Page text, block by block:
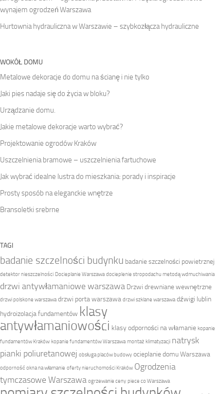
wynajem ogrodzeń Warszawa
Hurtownia hydrauliczna w Warszawie – szybkozłącza hydrauliczne
WOKÓŁ DOMU
Metalowe dekoracje do domu na ścianę i nie tylko
Jaki pies nadaje się do życia w bloku?
Urządzanie domu.
Jakie metalowe dekoracje warto wybrać?
Projektowanie ogrodów Kraków
Uszczelnienia bramowe – uszczelnienia fartuchowe
Jak wybrać idealne lustra do mieszkania: porady i inspiracje
Prosty sposób na eleganckie wnętrze
Bransoletki srebrne
TAGI
badanie szczelności budynku badanie szczelności powietrznej
detektor nieszczelności Docieplanie Warszawa docieplenie stropodachu metodą wdmuchiwania
drzwi antywłamaniowe warszawa Drzwi drewniane wewnętrzne
drzwi polskone warszawa drzwi porta warszawa drzwi szklane warszawa dźwigi lublin
hydroizolacja fundamentów klasy
antywłamaniowości klasy odporności na włamanie kopanie
fundamentów Kraków kopanie fundamentów Warszawa montaż klimatyzacji natrysk
pianki poliuretanowej obsługa placów budowy ocieplanie domu Warszawa
odporność okna na włamanie oferty nieruchomości Kraków Ogrodzenia
tymczasowe Warszawa ogrzewanie ceny piece co Warszawa